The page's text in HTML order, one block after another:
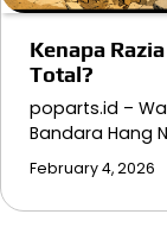
Kenapa
Total?
poparts.id –
Bandara Hang
February 4, 2026